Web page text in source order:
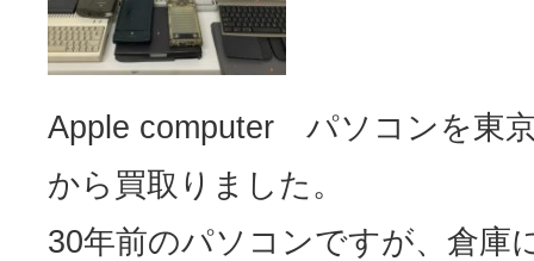
Apple computer パソコンを東
から買取りました。
30年前のパソコンですが、倉庫